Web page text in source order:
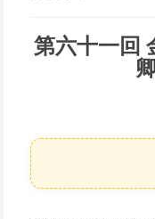
第六十一回